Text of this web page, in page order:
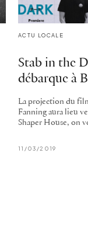
ACTU LOCALE
Stab in the
débarque à
La projection du
Fanning aura lieu
Shaper House, on
11/03/2019